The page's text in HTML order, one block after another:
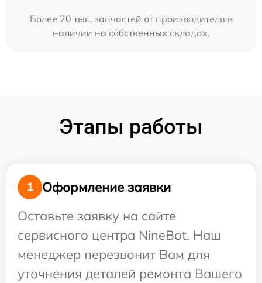
Более 20 тыс. запчастей от производителя в
наличии на собственных складах.
Этапы работы
1
Оформление заявки
Оставьте заявку на сайте
сервисного центра NineBot. Наш
менеджер перезвонит Вам для
уточнения деталей ремонта Вашего